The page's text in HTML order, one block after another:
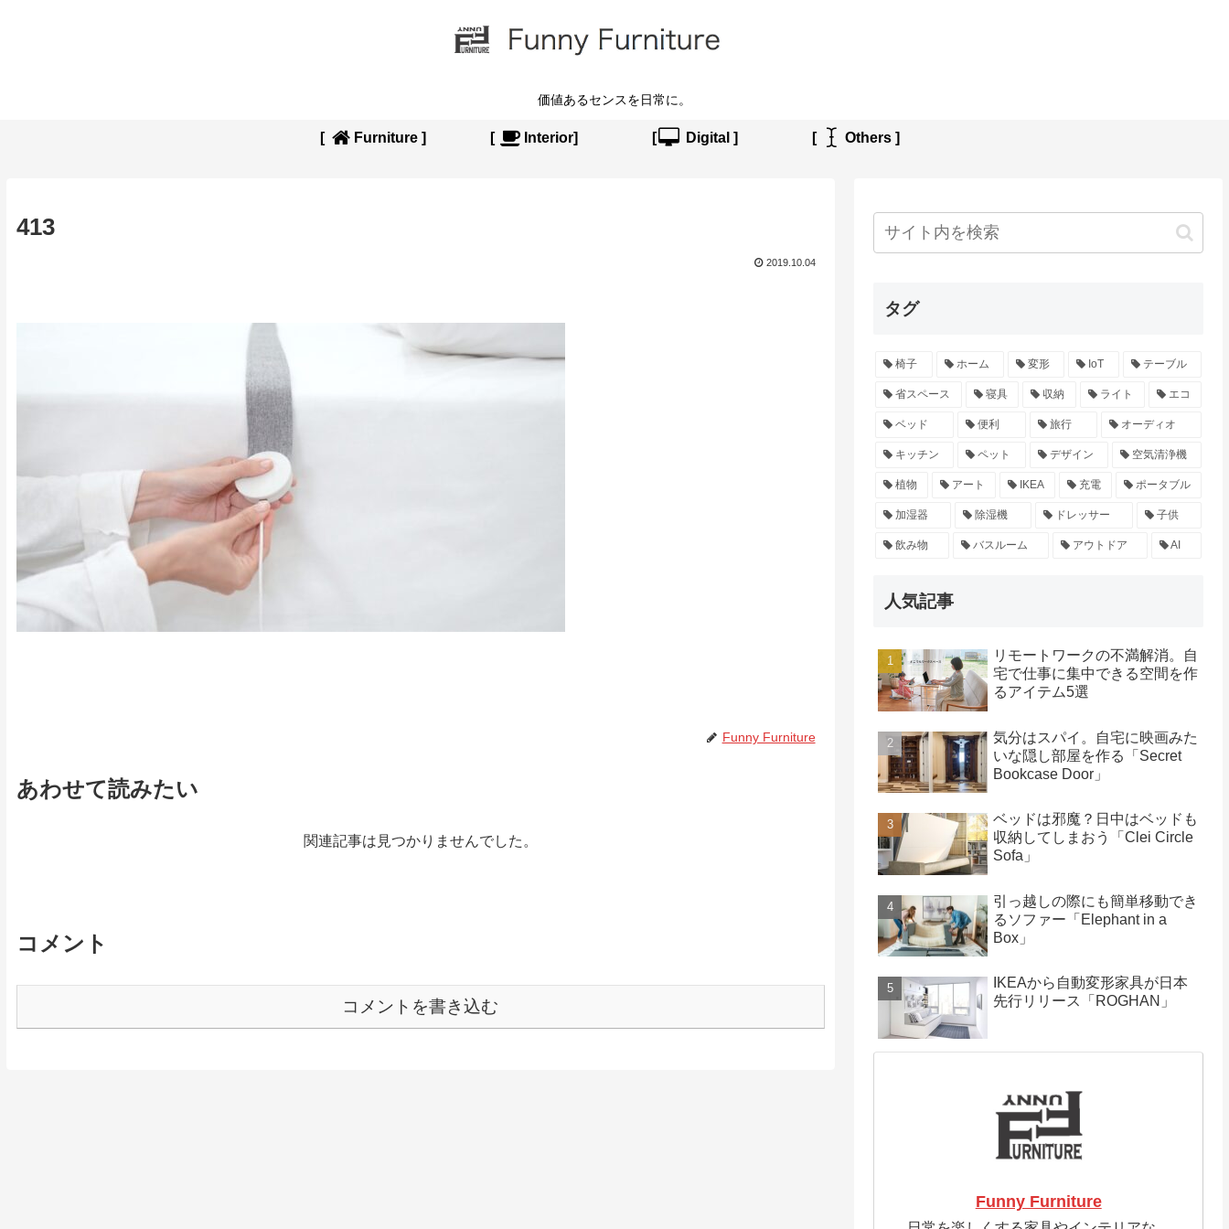
価値あるセンスを日常に。
[ Furniture ] [ Interior] [ Digital ] [ Others ]
413
2019.10.04
Funny Furniture
あわせて読みたい
関連記事は見つかりませんでした。
コメント
コメントを書き込む
タグ
椅子 ホーム 変形 IoT テーブル
省スペース 寝具 収納 ライト エコ
ベッド 便利 旅行 オーディオ
キッチン ペット デザイン 空気清浄機
植物 アート IKEA 充電 ポータブル
加湿器 除湿機 ドレッサー 子供
飲み物 バスルーム アウトドア AI
人気記事
リモートワークの不満解消。自
宅で仕事に集中できる空間を作
るアイテム5選
気分はスパイ。自宅に映画みた
いな隠し部屋を作る「Secret
Bookcase Door」
ベッドは邪魔？日中はベッドも
収納してしまおう「Clei Circle
Sofa」
引っ越しの際にも簡単移動でき
るソファー「Elephant in a
Box」
IKEAから自動変形家具が日本
先行リリース「ROGHAN」
Funny Furniture